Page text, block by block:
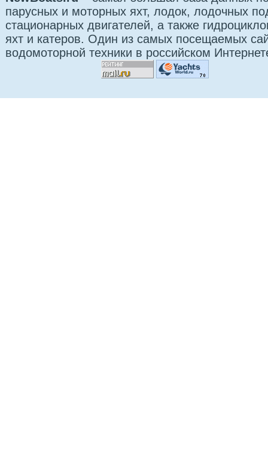
парусных и моторных яхт, лодок, лодочных
стационарных двигателей, а также
яхт и катеров. Один из самых посещаемых
водомоторной техники в российском